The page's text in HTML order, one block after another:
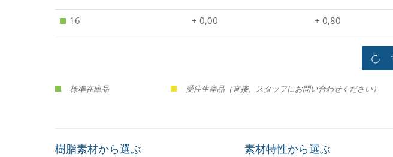
16 + 0,00 + 0,80
標準在庫品 受注生産品（直接、スタッフにお問い合わせください）
樹脂素材から選ぶ 素材特性から選ぶ